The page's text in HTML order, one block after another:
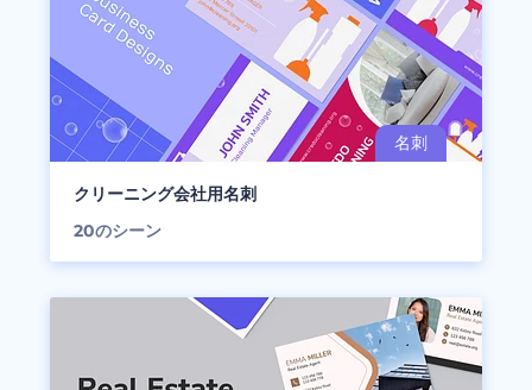
クリーニング会社用名刺
20のシーン